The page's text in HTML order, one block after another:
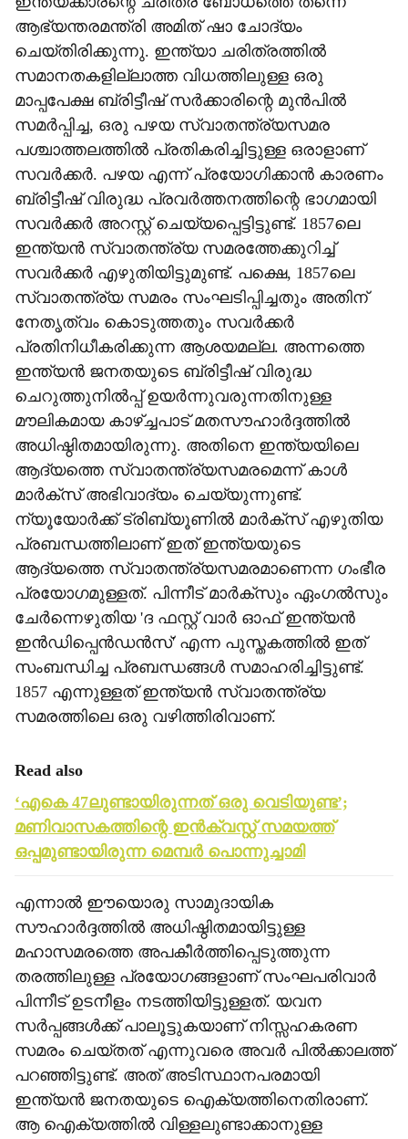
ആഭ്യന്തരമന്ത്രി അമിത് ഷാ ചോദ്യം
ചെയ്തിരിക്കുന്നു. ഇന്ത്യാ ചരിത്രത്തില്‍
സമാനതകളില്ലാത്ത വിധത്തിലുള്ള ഒരു
മാപ്പപേക്ഷ ബ്രിട്ടീഷ് സര്‍ക്കാരിന്റെ മുന്‍പില്‍
സമര്‍പ്പിച്ച, ഒരു പഴയ സ്വാതന്ത്ര്യസമര
പശ്ചാത്തലത്തില്‍ പ്രതികരിച്ചിട്ടുള്ള ഒരാളാണ്
സവര്‍ക്കര്‍. പഴയ എന്ന് പ്രയോഗിക്കാന്‍ കാരണം
ബ്രിട്ടീഷ് വിരുദ്ധ പ്രവര്‍ത്തനത്തിന്റെ ഭാഗമായി
സവര്‍ക്കര്‍ അറസ്റ്റ് ചെയ്യപ്പെട്ടിട്ടുണ്ട്. 1857ലെ
ഇന്ത്യന്‍ സ്വാതന്ത്ര്യ സമരത്തേക്കുറിച്ച്
സവര്‍ക്കര്‍ എഴുതിയിട്ടുമുണ്ട്. പക്ഷെ, 1857ലെ
സ്വാതന്ത്ര്യ സമരം സംഘടിപ്പിച്ചതും അതിന്
നേതൃത്വം കൊടുത്തതും സവര്‍ക്കര്‍
പ്രതിനിധീകരിക്കുന്ന ആശയമല്ല. അന്നത്തെ
ഇന്ത്യന്‍ ജനതയുടെ ബ്രിട്ടീഷ് വിരുദ്ധ
ചെറുത്തുനില്‍പ്പ് ഉയര്‍ന്നുവരുന്നതിനുള്ള
മൗലികമായ കാഴ്ച്ചപാട് മതസൗഹാര്‍ദ്ദത്തില്‍
അധിഷ്ഠിതമായിരുന്നു. അതിനെ ഇന്ത്യയിലെ
ആദ്യത്തെ സ്വാതന്ത്ര്യസമരമെന്ന് കാള്‍
മാര്‍ക്‌സ് അഭിവാദ്യം ചെയ്യുന്നുണ്ട്.
ന്യൂയോര്‍ക്ക് ട്രിബ്യൂണില്‍ മാര്‍ക്‌സ് എഴുതിയ
പ്രബന്ധത്തിലാണ് ഇത് ഇന്ത്യയുടെ
ആദ്യത്തെ സ്വാതന്ത്ര്യസമരമാണെന്ന ഗംഭീര
പ്രയോഗമുള്ളത്. പിന്നീട് മാര്‍ക്‌സും ഏംഗല്‍സും
ചേര്‍ന്നെഴുതിയ 'ദ ഫസ്റ്റ് വാര്‍ ഓഫ് ഇന്ത്യന്‍
ഇന്‍ഡിപ്പെന്‍ഡന്‍സ്' എന്ന പുസ്തകത്തില്‍ ഇത്
സംബന്ധിച്ച പ്രബന്ധങ്ങള്‍ സമാഹരിച്ചിട്ടുണ്ട്.
1857 എന്നുള്ളത് ഇന്ത്യന്‍ സ്വാതന്ത്ര്യ
സമരത്തിലെ ഒരു വഴിത്തിരിവാണ്.
Read also
‘എകെ 47ലുണ്ടായിരുന്നത് ഒരു വെടിയുണ്ട’;
മണിവാസകത്തിന്റെ ഇന്‍ക്വസ്റ്റ് സമയത്ത്
ഒപ്പമുണ്ടായിരുന്ന മെമ്പര്‍ പൊന്നുച്ചാമി
എന്നാല്‍ ഈയൊരു സാമുദായിക
സൗഹാര്‍ദ്ദത്തില്‍ അധിഷ്ഠിതമായിട്ടുള്ള
മഹാസമരത്തെ അപകീര്‍ത്തിപ്പെടുത്തുന്ന
തരത്തിലുള്ള പ്രയോഗങ്ങളാണ് സംഘപരിവാര്‍
പിന്നീട് ഉടനീളം നടത്തിയിട്ടുള്ളത്. യവന
സര്‍പ്പങ്ങള്‍ക്ക് പാലൂട്ടുകയാണ് നിസ്സഹകരണ
സമരം ചെയ്തത് എന്നുവരെ അവര്‍ പില്‍ക്കാലത്ത്
പറഞ്ഞിട്ടുണ്ട്. അത് അടിസ്ഥാനപരമായി
ഇന്ത്യന്‍ ജനതയുടെ ഐക്യത്തിനെതിരാണ്.
ആ ഐക്യത്തില്‍ വിള്ളലുണ്ടാക്കാനുള്ള